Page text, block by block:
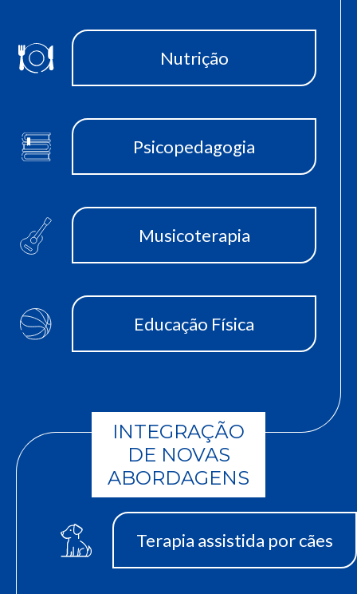
Nutrição
Psicopedagogia
Musicoterapia
Educação Física
INTEGRAÇÃO
DE NOVAS
ABORDAGENS
Terapia assistida por cães